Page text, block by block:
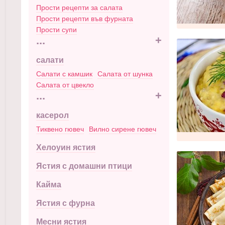
Прости рецепти за салата
Прости рецепти във фурната
Прости супи
... +
салати
Салати с камшик
Салата от шунка
Салата от цвекло
... +
касерол
Тиквено гювеч Вилно сирене гювеч
Хелоуин ястия
Ястия с домашни птици
Кайма
Ястия с фурна
Месни ястия